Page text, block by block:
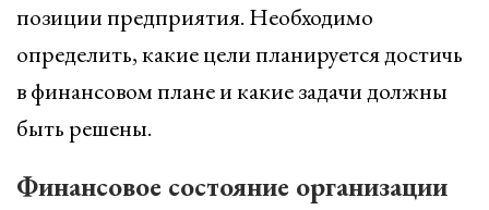
позиции предприятия. Необходимо
определить, какие цели планируется достичь
в финансовом плане и какие задачи должны
быть решены.
Финансовое состояние организации